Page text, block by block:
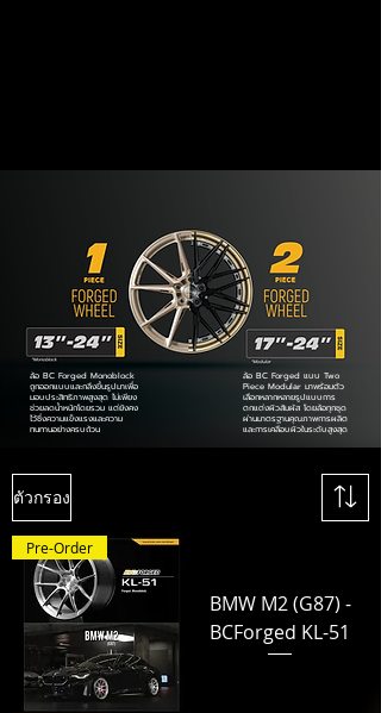
ล้อ BC Forged Monoblock
ถูกออกแบบและกลึงขึ้นรูปมาเพื่อ
มอบประสิทธิภาพสูงสุด ไม่เพียง
ช่วยลดน้ำหนักโดยรวม แต่ยังคง
ไว้ซึ่งความแข็งแรงและความ
ทนทานอย่างครบถ้วน
ล้อ BC Forged แบบ Two
Piece Modular มาพร้อมตัว
เลือกหลากหลายรูปแบบการ
ตกแต่งผิวสัมผัส โดยล้อทุกชุด
ผ่านมาตรฐานคุณภาพการผลิต
และการเคลือบผิวในระดับสูงสุด
ตัวกรอง
Pre-Order
BMW M2 (G87) -
BCForged KL-51